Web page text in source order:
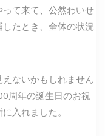
て来て、公然わいせ
たとき、全体の状況
ないかもしれません
周年の誕生日のお祝
入れました。